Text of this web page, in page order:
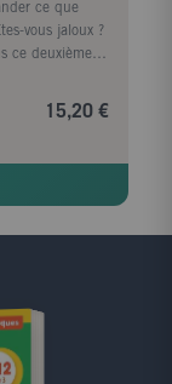
ce que
vous jaloux ?
ce deuxième
nombreux
15,20 €